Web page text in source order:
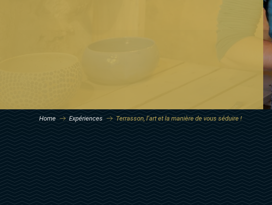
Home Expériences Terrasson, l’art et la manière de vous séduire !